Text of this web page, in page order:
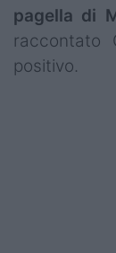
pagella di
raccontato
positivo.